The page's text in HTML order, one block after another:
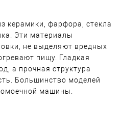
керамики, фарфора, стекла
Эти материалы
не выделяют вредных
пищу. Гладкая
а прочная структура
Большинство моделей
машины.